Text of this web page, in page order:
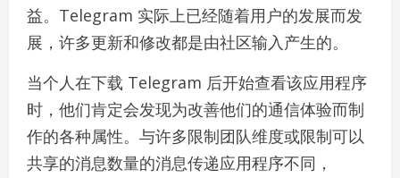
益。Telegram 实际上已经随着用户的发展而发
展，许多更新和修改都是由社区输入产生的。
当个人在下载 Telegram 后开始查看该应用程序
时，他们肯定会发现为改善他们的通信体验而制
作的各种属性。与许多限制团队维度或限制可以
共享的消息数量的消息传递应用程序不同，